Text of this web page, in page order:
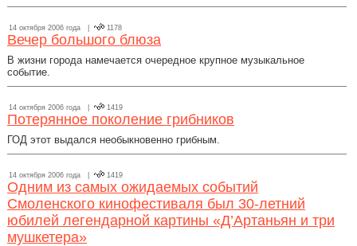
14 октября 2006 года | 1178
Вечер большого блюза
В жизни города намечается очередное крупное музыкальное
событие.
14 октября 2006 года | 1419
Потерянное поколение грибников
ГОД этот выдался необыкновенно грибным.
14 октября 2006 года | 1419
Одним из самых ожидаемых событий
Смоленского кинофестиваля был 30-летний
юбилей легендарной картины «Д’Артаньян и три
мушкетера»